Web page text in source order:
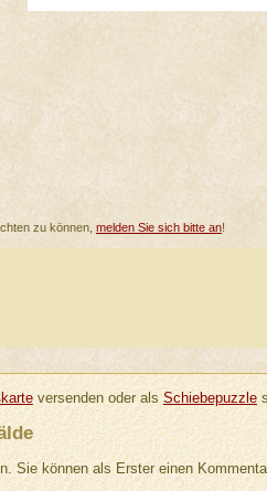
zu können, melden Sie sich bitte an!
versenden oder alsSchiebepuzzle
Sie können als Erster einen